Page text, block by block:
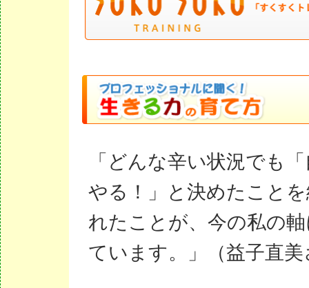
「どんな辛い状況でも
やる！」と決めたこと
れたことが、今の私の
ています。」（益子直